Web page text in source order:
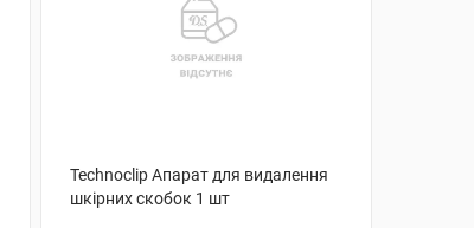
Technoclip Апарат для видалення
шкірних скобок 1 шт